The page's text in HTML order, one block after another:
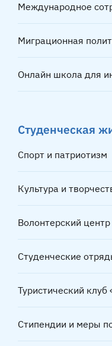
Международное
Миграционная
Онлайн школа для
Студенческая
Спорт и патриотизм
Культура и
Волонтерский центр
Студенческие
Туристический клуб
Стипендии и меры